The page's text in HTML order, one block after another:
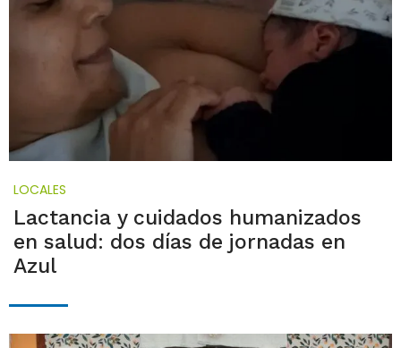
LOCALES
Lactancia y cuidados humanizados
en salud: dos días de jornadas en
Azul